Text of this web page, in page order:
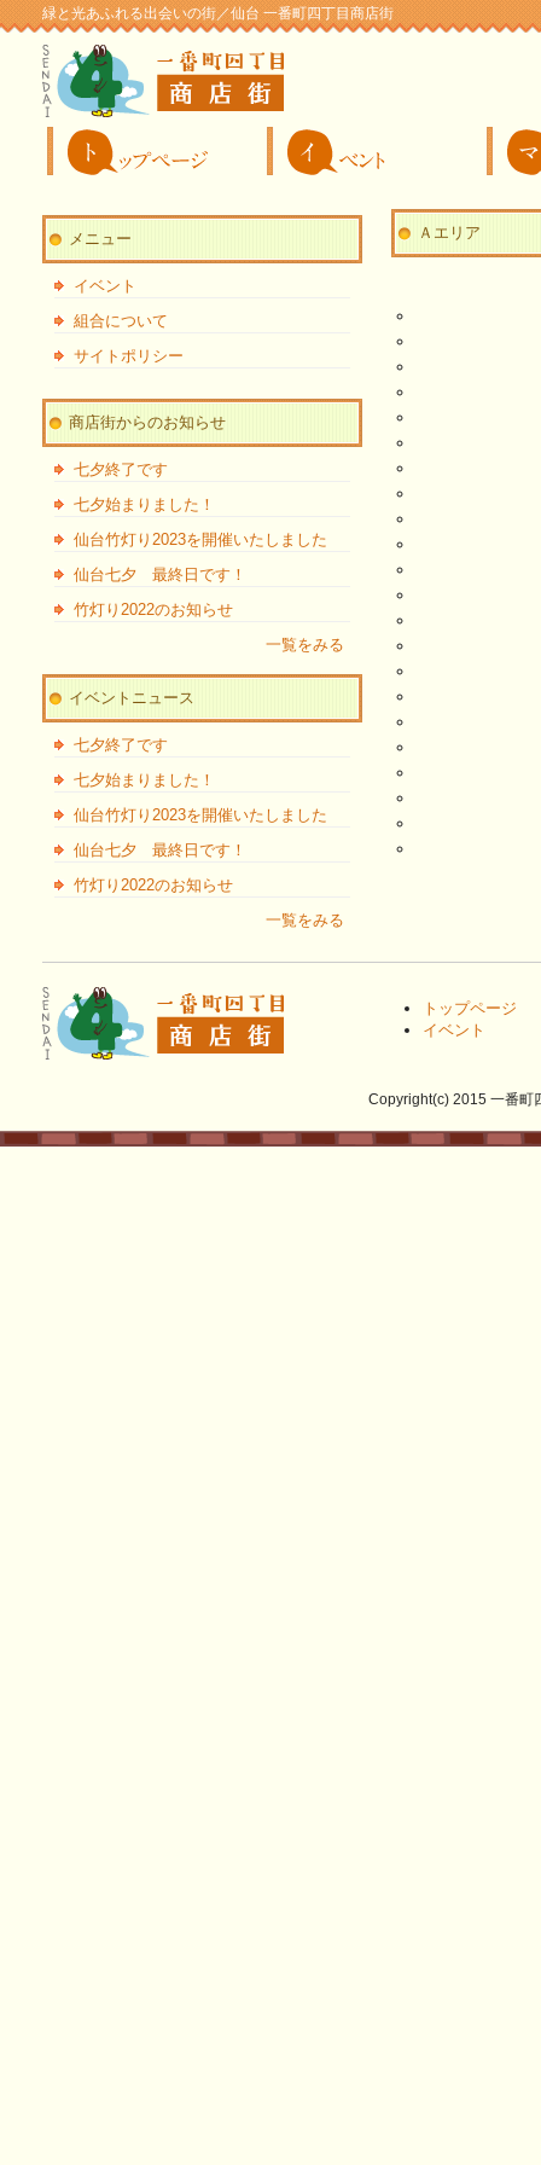
緑と光あふれる出会いの街／仙台 一番町四丁目商店街
Ａエリア
メニュー
イベント
組合について
サイトポリシー
商店街からのお知らせ
七夕終了です
七夕始まりました！
仙台竹灯り2023を開催いたしました
仙台七夕 最終日です！
竹灯り2022のお知らせ
一覧をみる
イベントニュース
七夕終了です
七夕始まりました！
仙台竹灯り2023を開催いたしました
仙台七夕 最終日です！
竹灯り2022のお知らせ
一覧をみる
トップページ
イベント
Copyright(c) 2015 一番町